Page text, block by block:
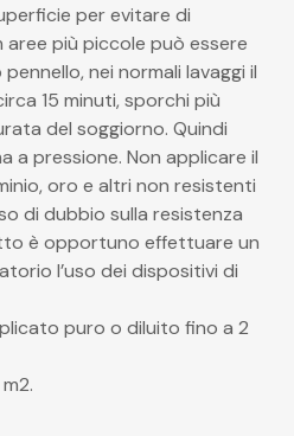
per evitare di
più piccole può essere
nei normali lavaggi il
15 minuti, sporchi più
del soggiorno. Quindi
a pressione. Non applicare il
oro e altri non resistenti
di dubbio sulla resistenza
è opportuno effettuare un
l’uso dei dispositivi di
puro o diluito fino a 2